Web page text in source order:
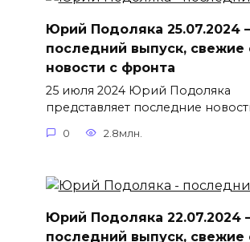
Юрий Подоляка 25.07.2024
последний выпуск, свежие
новости с фронта
25 июля 2024 Юрий Подоляка
представляет последние
0 2.8млн.
Юрий Подоляка 22.07.2024
последний выпуск, свежие